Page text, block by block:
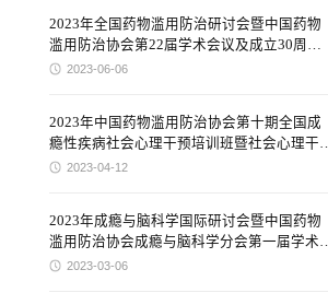
2023年全国药物滥用防治研讨会暨中国药物
滥用防治协会第22届学术会议及成立30周年
庆祝大会通知
2023-06-06
2023年中国药物滥用防治协会第十期全国成
瘾性疾病社会心理干预培训班暨社会心理干预
分会年会通知（第一轮）
2023-04-12
2023年成瘾与脑科学国际研讨会暨中国药物
滥用防治协会成瘾与脑科学分会第一届学术会
议通知
2023-03-06